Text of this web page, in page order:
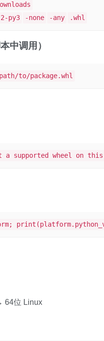
py3
-none -any .whl
中调用）
to/package.whl
a supported wheel on
64位 Linux